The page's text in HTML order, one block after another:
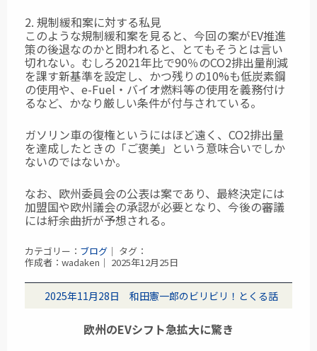
2. 規制緩和案に対する私見
このような規制緩和案を見ると、今回の案がEV推進
策の後退なのかと問われると、とてもそうとは言い
切れない。むしろ2021年比で90％のCO2排出量削減
を課す新基準を設定し、かつ残りの10%も低炭素鋼
の使用や、e-Fuel・バイオ燃料等の使用を義務付け
るなど、かなり厳しい条件が付与されている。
ガソリン車の復権というにはほど遠く、CO2排出量
を達成したときの「ご褒美」という意味合いでしか
ないのではないか。
なお、欧州委員会の公表は案であり、最終決定には
加盟国や欧州議会の承認が必要となり、今後の審議
には紆余曲折が予想される。
カテゴリー： ブログ ｜ タグ：
作成者：wadaken｜ 2025年12月25日
2025年11月28日 和田憲一郎のビリビリ！とくる話
欧州のEVシフト急拡大に驚き